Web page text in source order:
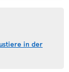
in der